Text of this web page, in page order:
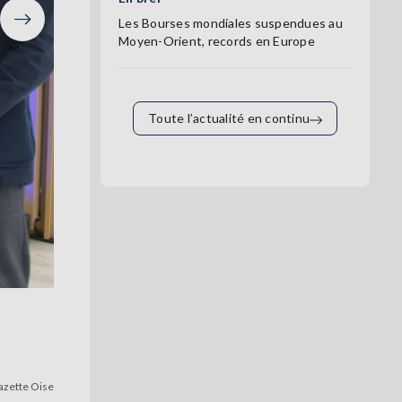
Suivant
Oise
Les Bourses mondiales suspendues au
Moyen-Orient, records en Europe
Toute l’actualité en continu